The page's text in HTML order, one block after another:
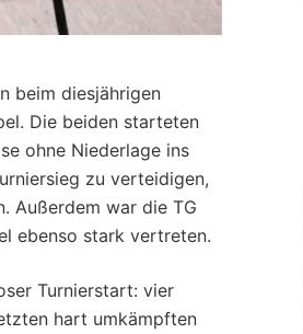
beim diesjährigen
Die beiden starteten
ohne Niederlage ins
zu verteidigen,
Außerdem war die TG
ebenso stark vertreten.
Turnierstart: vier
hart umkämpften